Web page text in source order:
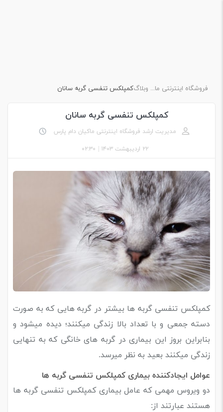
فروشگاه اینترنتی ماکیان دام پارس وبلاگکمپلکس تنفسی گربه سانان
کمپلکس تنفسی گربه سانان
مدیریت ارشد فروشگاه اینترنتی ماکیان دام پارس
۲۲ اردیبهشت ۱۴۰۳ ۰۲:۳۰
کمپلکس تنفسی گربه ها بیشتر در گربه هایی که به صورت
دسته جمعی و با تعداد بالا زندگی میکنند؛ دیده میشود و
بنابراین بروز این بیماری در گربه های خانگی که به تنهایی
زندگی میکنند بعید به نظر میرسد.
عوامل ایجادکننده بیماری کمپلکس تنفسی گربه ها
دو ویروس مهمی که عامل بیماری کمپلکس تنفسی گربه ها
هستند عبارتند از: